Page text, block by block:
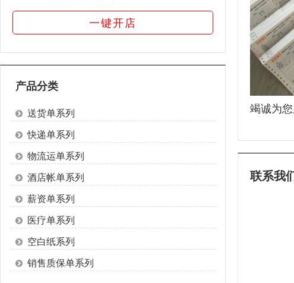
一键开店
产品分类
送货单系列
快递单系列
物流运单系列
酒店帐单系列
薪资单系列
医疗单系列
空白纸系列
销售质保单系列
竭诚为您
联系我